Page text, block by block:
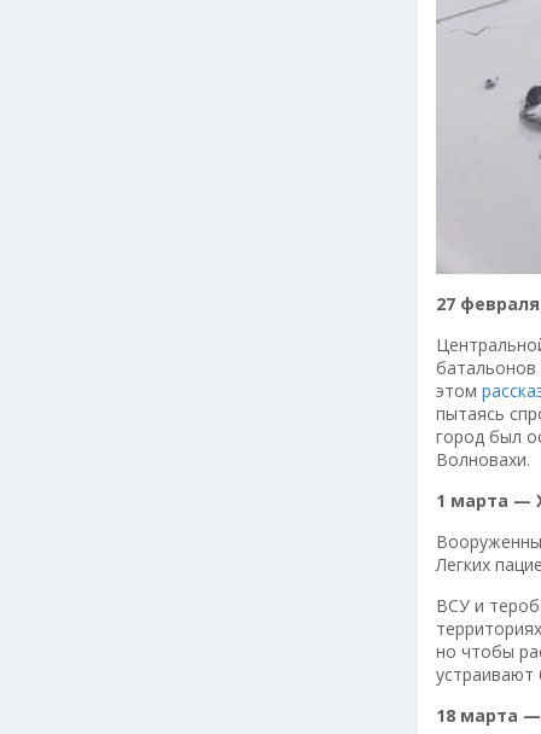
27
этом
пытаясь
город был
Волновахи.
1 марта —
Легких
ВСУ и
но чтобы
устраивают
18 марта